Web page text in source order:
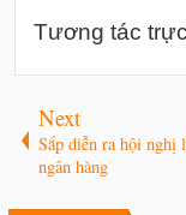
Tương tác
Next
Sắp diễn ra hội nghị
ngân hàng